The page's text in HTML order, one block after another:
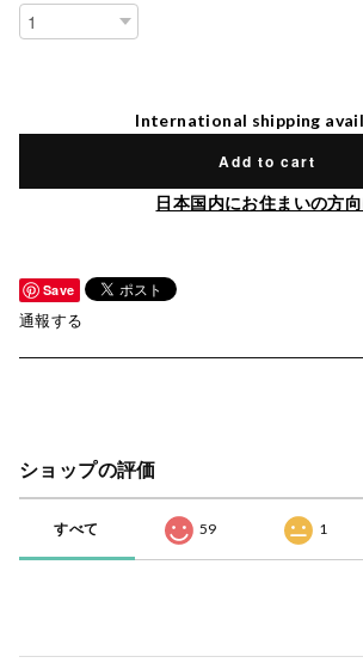
International shipping
Add to cart
日本国内にお住まいの方
Save
通報する
ショップの評価
すべて 59 1